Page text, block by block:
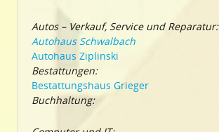
Autos – Verkauf, Service und Reparatur:
Autohaus Schwalbach
Autohaus Ziplinski
Bestattungen:
Bestattungshaus Grieger
Buchhaltung: